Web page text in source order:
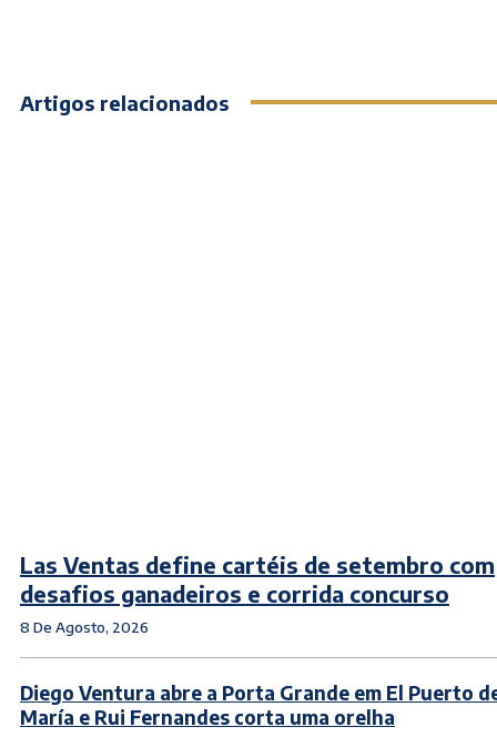
Artigos relacionados
Las Ventas define cartéis de setembro com
desafios ganadeiros e corrida concurso
8 De Agosto, 2026
Diego Ventura abre a Porta Grande em El Puerto
María e Rui Fernandes corta uma orelha